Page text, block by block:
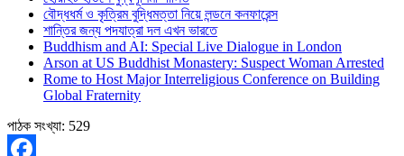
পণ্ডিত
ও
সমাজকর্মী
রবার্ট
থারম্যান
আর
বৌদ্ধধর্ম ও কৃত্রিম বুদ্ধিমত্তা নিয়ে লন্ডনে কনফারেন্স
শান্তির জন্য পদযাত্রা দল এখন ভারতে
Buddhism and AI: Special Live Dialogue in London
Arson at US Buddhist Monastery: Suspect Woman Arrested
Rome to Host Major Interreligious Conference on Building
Global Fraternity
পাঠক সংখ্যা: 529